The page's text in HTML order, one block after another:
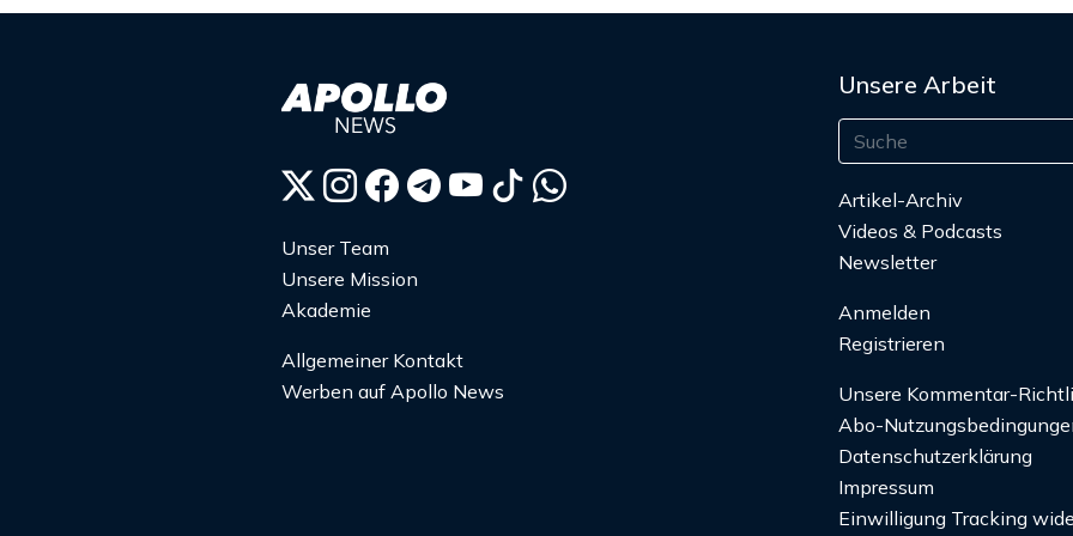
Unser Team
Unsere Mission
Akademie
Allgemeiner Kontakt
Werben auf Apollo News
Unsere Arbeit
Artikel-Archiv
Videos & Podcasts
Newsletter
Anmelden
Registrieren
Unsere Kommentar-
Abo-
Datenschutzerklärung
Impressum
Einwilligung Tracking